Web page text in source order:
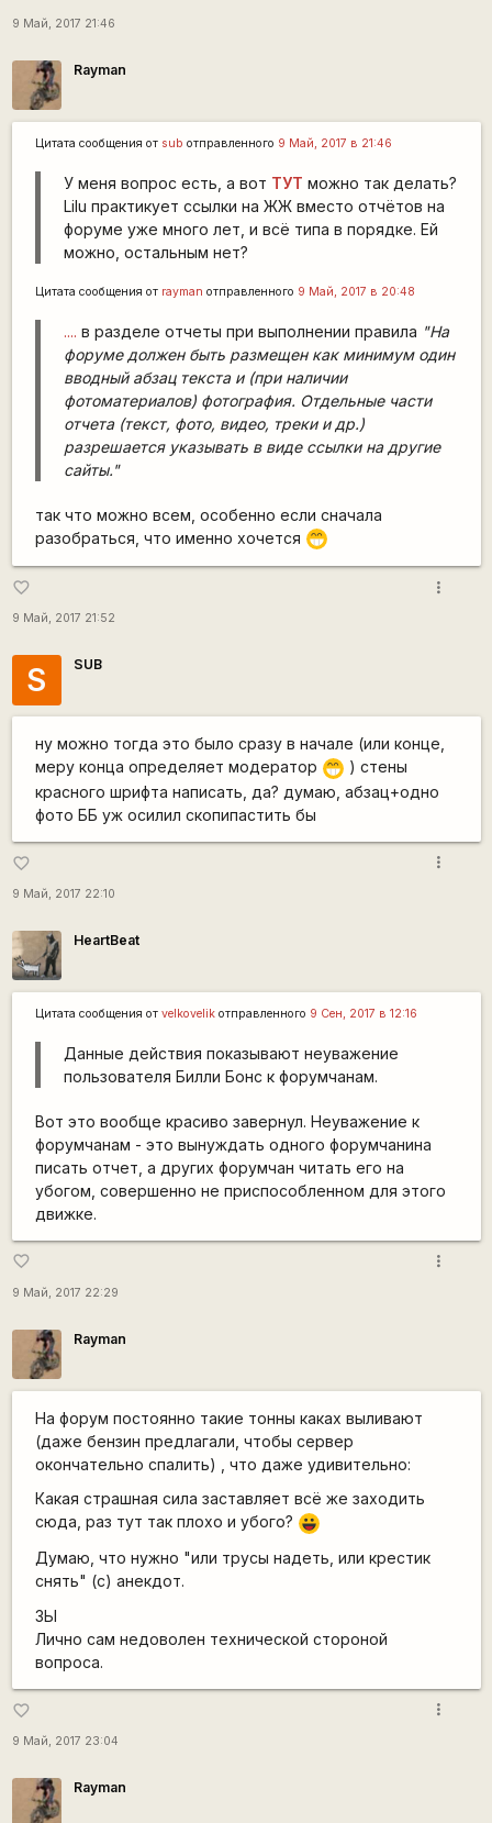
9 Май, 2017 21:46
Rаyman
Цитата сообщения от sub отправленного 9 Май, 2017 в 21:46
У меня вопрос есть, а вот ТУТ можно так делать?
Lilu практикует ссылки на ЖЖ вместо отчётов на
форуме уже много лет, и всё типа в порядке. Ей
можно, остальным нет?
Цитата сообщения от rаyman отправленного 9 Май, 2017 в 20:48
.... в разделе отчеты при выполнении правила "На
форуме должен быть размещен как минимум один
вводный абзац текста и (при наличии
фотоматериалов) фотография. Отдельные части
отчета (текст, фото, видео, треки и др.)
разрешается указывать в виде ссылки на другие
сайты."
так что можно всем, особенно если сначала
разобраться, что именно хочется ;D
favorite_border
9 Май, 2017 21:52
more_vert
S SUB
ну можно тогда это было сразу в начале (или конце,
меру конца определяет модератор ;D ) стены
красного шрифта написать, да? думаю, абзац+одно
фото ББ уж осилил скопипастить бы
favorite_border
9 Май, 2017 22:10
more_vert
HeartBeat
Цитата сообщения от velkovelikотправленного 9 Сен, 2017 в 12:16
Данные действия показывают неуважение
пользователя Билли Бонс к форумчанам.
Вот это вообще красиво завернул. Неуважение к
форумчанам - это вынуждать одного форумчанина
писать отчет, а других форумчан читать его на
убогом, совершенно не приспособленном для этого
движке.
favorite_border
9 Май, 2017 22:29
more_vert
Rаyman
На форум постоянно такие тонны каках выливают
(даже бензин предлагали, чтобы сервер
окончательно спалить) , что даже удивительно:
Какая страшная сила заставляет всё же заходить
сюда, раз тут так плохо и убого? |-))
Думаю, что нужно "или трусы надеть, или крестик
снять" (с) анекдот.
ЗЫ
Лично сам недоволен технической стороной
вопроса.
favorite_border
9 Май, 2017 23:04
more_vert
Rаyman